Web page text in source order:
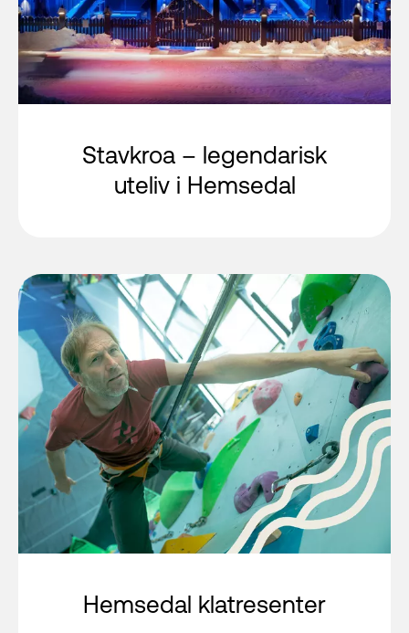
Stavkroa – legendarisk
uteliv i Hemsedal
Hemsedal klatresenter